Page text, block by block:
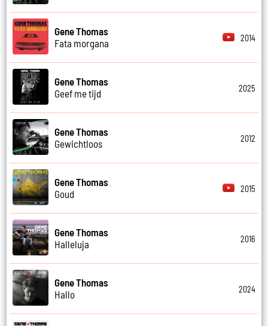
Gene Thomas
Fata morgana
2014
Gene Thomas
Geef me tijd
2025
Gene Thomas
Gewichtloos
2012
Gene Thomas
Goud
2015
Gene Thomas
Halleluja
2016
Gene Thomas
Hallo
2024